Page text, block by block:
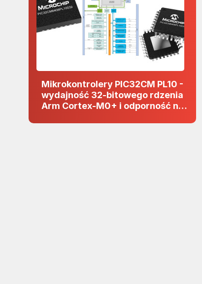
Mikrokontrolery PIC32CM PL10 -
wydajność 32-bitowego rdzenia
Arm Cortex-M0+ i odporność na